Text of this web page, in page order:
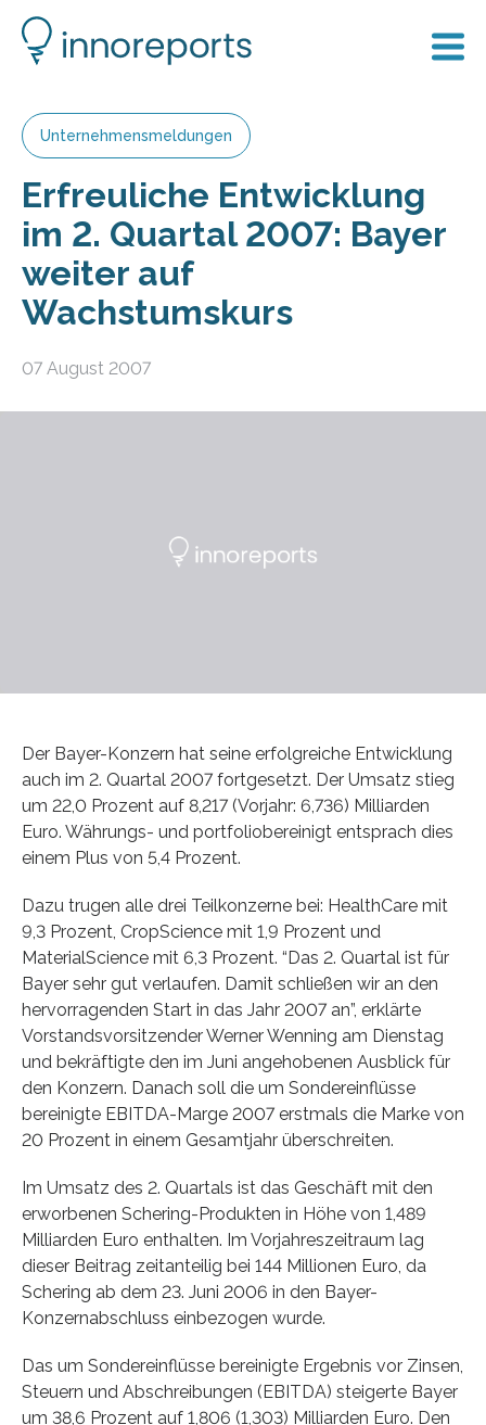
Unternehmensmeldungen
Erfreuliche Entwicklung
im 2. Quartal 2007: Bayer
weiter auf
Wachstumskurs
07 August 2007
Der Bayer-Konzern hat seine erfolgreiche Entwicklung
auch im 2. Quartal 2007 fortgesetzt. Der Umsatz stieg
um 22,0 Prozent auf 8,217 (Vorjahr: 6,736) Milliarden
Euro. Währungs- und portfoliobereinigt entsprach dies
einem Plus von 5,4 Prozent.
Dazu trugen alle drei Teilkonzerne bei: HealthCare mit
9,3 Prozent, CropScience mit 1,9 Prozent und
MaterialScience mit 6,3 Prozent. “Das 2. Quartal ist für
Bayer sehr gut verlaufen. Damit schließen wir an den
hervorragenden Start in das Jahr 2007 an”, erklärte
Vorstandsvorsitzender Werner Wenning am Dienstag
und bekräftigte den im Juni angehobenen Ausblick für
den Konzern. Danach soll die um Sondereinflüsse
bereinigte EBITDA-Marge 2007 erstmals die Marke von
20 Prozent in einem Gesamtjahr überschreiten.
Im Umsatz des 2. Quartals ist das Geschäft mit den
erworbenen Schering-Produkten in Höhe von 1,489
Milliarden Euro enthalten. Im Vorjahreszeitraum lag
dieser Beitrag zeitanteilig bei 144 Millionen Euro, da
Schering ab dem 23. Juni 2006 in den Bayer-
Konzernabschluss einbezogen wurde.
Das um Sondereinflüsse bereinigte Ergebnis vor Zinsen,
Steuern und Abschreibungen (EBITDA) steigerte Bayer
um 38,6 Prozent auf 1,806 (1,303) Milliarden Euro. Den